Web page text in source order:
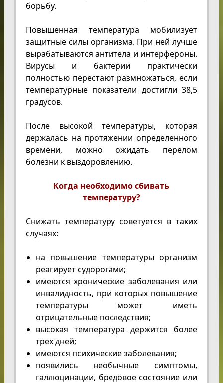
борьбу.
Повышенная температура мобилизует
защитные силы организма. При ней лучше
вырабатываются антитела и интерфероны.
Вирусы и бактерии практически
полностью перестают размножаться, если
температурные показатели достигли 38,5
градусов.
После высокой температуры, которая
держалась на протяжении определенного
времени, можно ожидать перелом
болезни к выздоровлению.
Когда необходимо сбивать
температуру?
Снижать температуру советуется в таких
случаях:
на повышение температуры организм
реагирует судорогами;
имеются хронические заболевания или
инвалидность, при которых повышение
температуры может иметь
отрицательные последствия;
высокая температура держится более
трех дней;
имеются психические заболевания;
появились необычные симптомы,
галлюцинации, бредовое состояние или